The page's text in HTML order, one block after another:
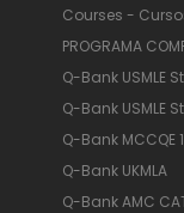
Courses -
PROGRAMA
Q-Bank USMLE
Q-Bank USMLE
Q-Bank MCCQE
Q-Bank UKMLA
Q-Bank AMC